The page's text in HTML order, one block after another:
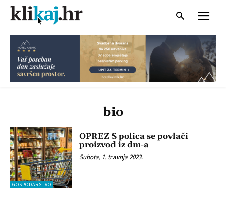
bio
GOSPODARSTVO
OPREZ S polica se povlači
proizvod iz dm-a
Subota, 1. travnja 2023.